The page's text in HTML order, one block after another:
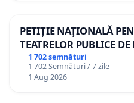
PETIȚIE NAȚIONALĂ
TEATRELOR PUBLICE
ROMÂNIA
1 702 semnături
1 702 Semnături / 7 zile
1 Aug 2026